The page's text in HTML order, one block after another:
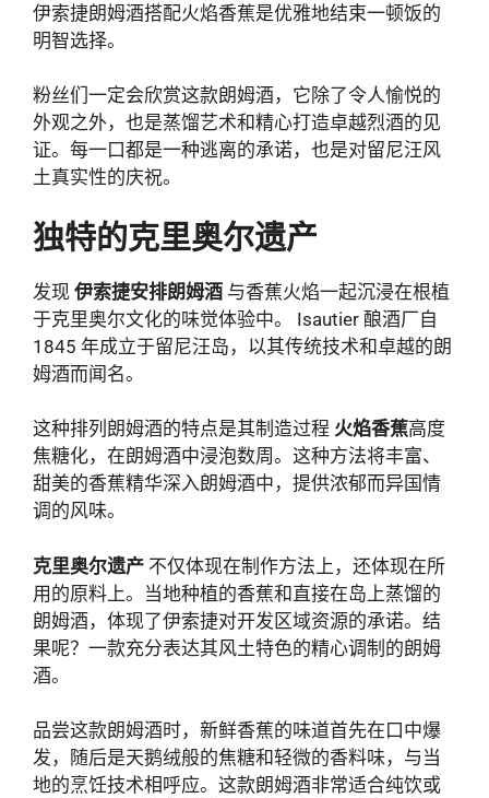
伊索捷朗姆酒搭配火焰香蕉是优雅地结束一顿饭的
明智选择。
粉丝们一定会欣赏这款朗姆酒，它除了令人愉悦的
外观之外，也是蒸馏艺术和精心打造卓越烈酒的见
证。每一口都是一种逃离的承诺，也是对留尼汪风
土真实性的庆祝。
独特的克里奥尔遗产
发现 伊索捷安排朗姆酒 与香蕉火焰一起沉浸在根植
于克里奥尔文化的味觉体验中。 Isautier 酿酒厂自
1845 年成立于留尼汪岛，以其传统技术和卓越的朗
姆酒而闻名。
这种排列朗姆酒的特点是其制造过程 火焰香蕉高度
焦糖化，在朗姆酒中浸泡数周。这种方法将丰富、
甜美的香蕉精华深入朗姆酒中，提供浓郁而异国情
调的风味。
克里奥尔遗产 不仅体现在制作方法上，还体现在所
用的原料上。当地种植的香蕉和直接在岛上蒸馏的
朗姆酒，体现了伊索捷对开发区域资源的承诺。结
果呢？一款充分表达其风土特色的精心调制的朗姆
酒。
品尝这款朗姆酒时，新鲜香蕉的味道首先在口中爆
发，随后是天鹅绒般的焦糖和轻微的香料味，与当
地的烹饪技术相呼应。这款朗姆酒非常适合纯饮或